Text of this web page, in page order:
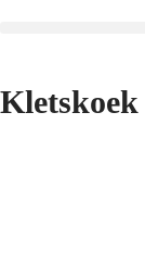
Kletskoek